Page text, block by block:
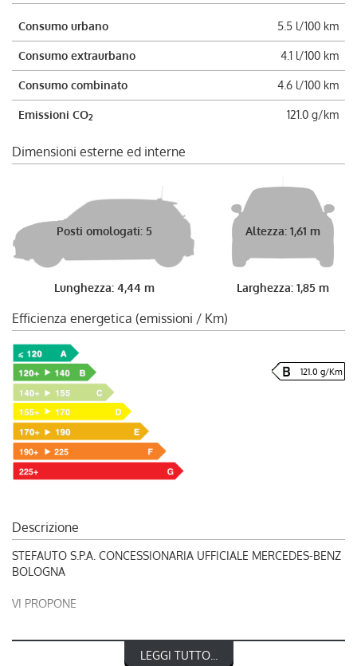
Consumo urbano 5.5 l/100 km
Consumo extraurbano 4.1 l/100 km
Consumo combinato 4.6 l/100 km
Emissioni CO2 121.0 g/km
Dimensioni esterne ed interne
Posti omologati: 5
Lunghezza: 4,44 m
Altezza: 1,61 m
Larghezza: 1,85 m
Efficienza energetica (emissioni / Km)
121.0 g/Km
Descrizione
STEFAUTO S.P.A. CONCESSIONARIA UFFICIALE MERCEDES-BENZ
BOLOGNA
VI PROPONE
LEGGI TUTTO...